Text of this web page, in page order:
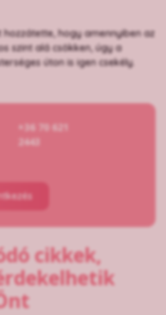
hozzátette, hogy amennyiben az
szint alá csökken, úgy a
úton is igen csekély.
+36 70 621
2443
cikkek,